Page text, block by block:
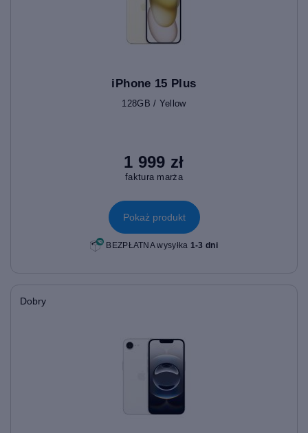
iPhone 15 Plus
128GB / Yellow
1 999 zł
faktura marża
Pokaż produkt
BEZPŁATNA wysyłka 1-3 dni
Dobry